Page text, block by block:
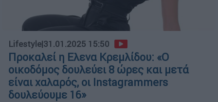
Lifestyle|31.01.2025 15:50
Προκαλεί η Ελενα Κρεμλίδου: «Ο
οικοδόμος δουλεύει 8 ώρες και μετά
είναι χαλαρός, οι Instagrammers
δουλεύουμε 16»